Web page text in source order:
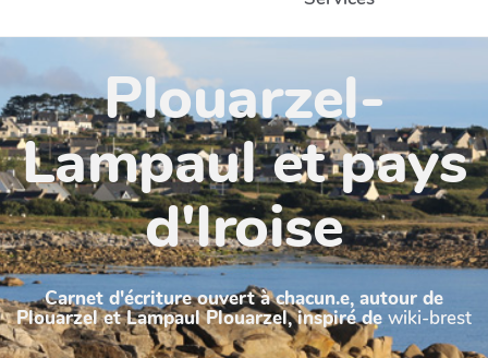
Plouarzel-
Lampaul et pays
d'Iroise
Carnet d'écriture ouvert à chacun.e, autour de
Plouarzel et Lampaul Plouarzel, inspiré de wiki-brest